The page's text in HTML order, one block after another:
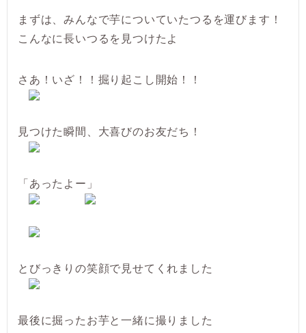
まずは、みんなで芋についていたつるを運びます！
こんなに長いつるを見つけたよ
さあ！いざ！！掘り起こし開始！！
見つけた瞬間、大喜びのお友だち！
「あったよー」
とびっきりの笑顔で見せてくれました
最後に掘ったお芋と一緒に撮りました